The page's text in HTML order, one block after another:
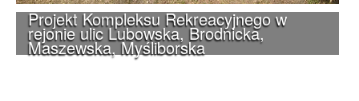
Projekt Kompleksu Rekreacyjnego w
rejonie ulic Lubowska, Brodnicka,
Maszewska, Myśliborska